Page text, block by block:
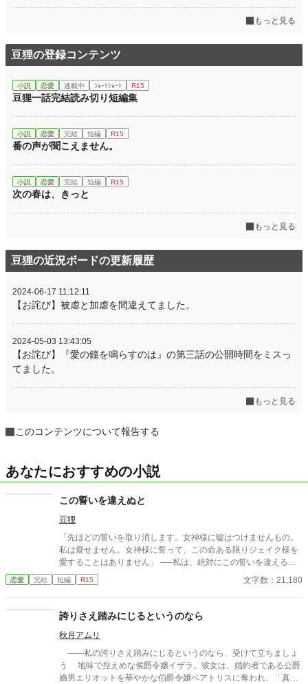
もっと見る
豆狸の登録コンテンツ
小説 恋愛 連載中 ｼｮｰﾄｼｮｰﾄ R15
豆狸一話完結読み切り短編集
小説 恋愛 完結 短編 R15
番の声が聞こえません。
小説 恋愛 完結 短編 R15
次の春は、きっと
もっと見る
豆狸の近況ボードの更新履歴
2024-06-17 11:12:11
【お詫び】被虐と加虐を間違えてました。
2024-05-03 13:43:05
【お詫び】『愛の鐘を鳴らすのは』の第三話の公開時間をミスっ
てました。
もっと見る
このコンテンツについて報告する
あなたにおすすめの小説
この誓いを違えぬと
豆狸
「先ほどの誓いを取り消します。女神様に嘘はつけませんもの。
私は愛せません。女神様に誓って、この命ある限りジェイク様を
愛することはありません」 ──私は、絶対にこの誓いを違えるこ
とはありません。 ※子どもに関するセンシティブな内容がありま
す。 ※７／１８大公の過去を追加しました。長くて暗くて救いが
中です。
恋愛 完結 短編 R15 文字数：21,180
誇りさえ踏みにじるというのなら
秋月アムリ
――私の誇りさえ踏みにじるというのなら、受けて立ちましょ
う 地味で控えめな侯爵令嬢イザラ。彼女は、婚約者である公爵
嫡男エリオットを華やかな伯爵令嬢ベアトリスに奪われ、「真実